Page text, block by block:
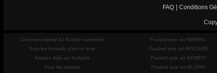
FAQ Conditions
Concept original du foulard numéroté
Tous les foulards d'art en soie
Artistes déjà sur foulards
Tous les artistes
Foulard soie art AMARAL
Foulard soie art AVEZARD
Foulard soie art BENETT
Foulard soie art BLIGNY